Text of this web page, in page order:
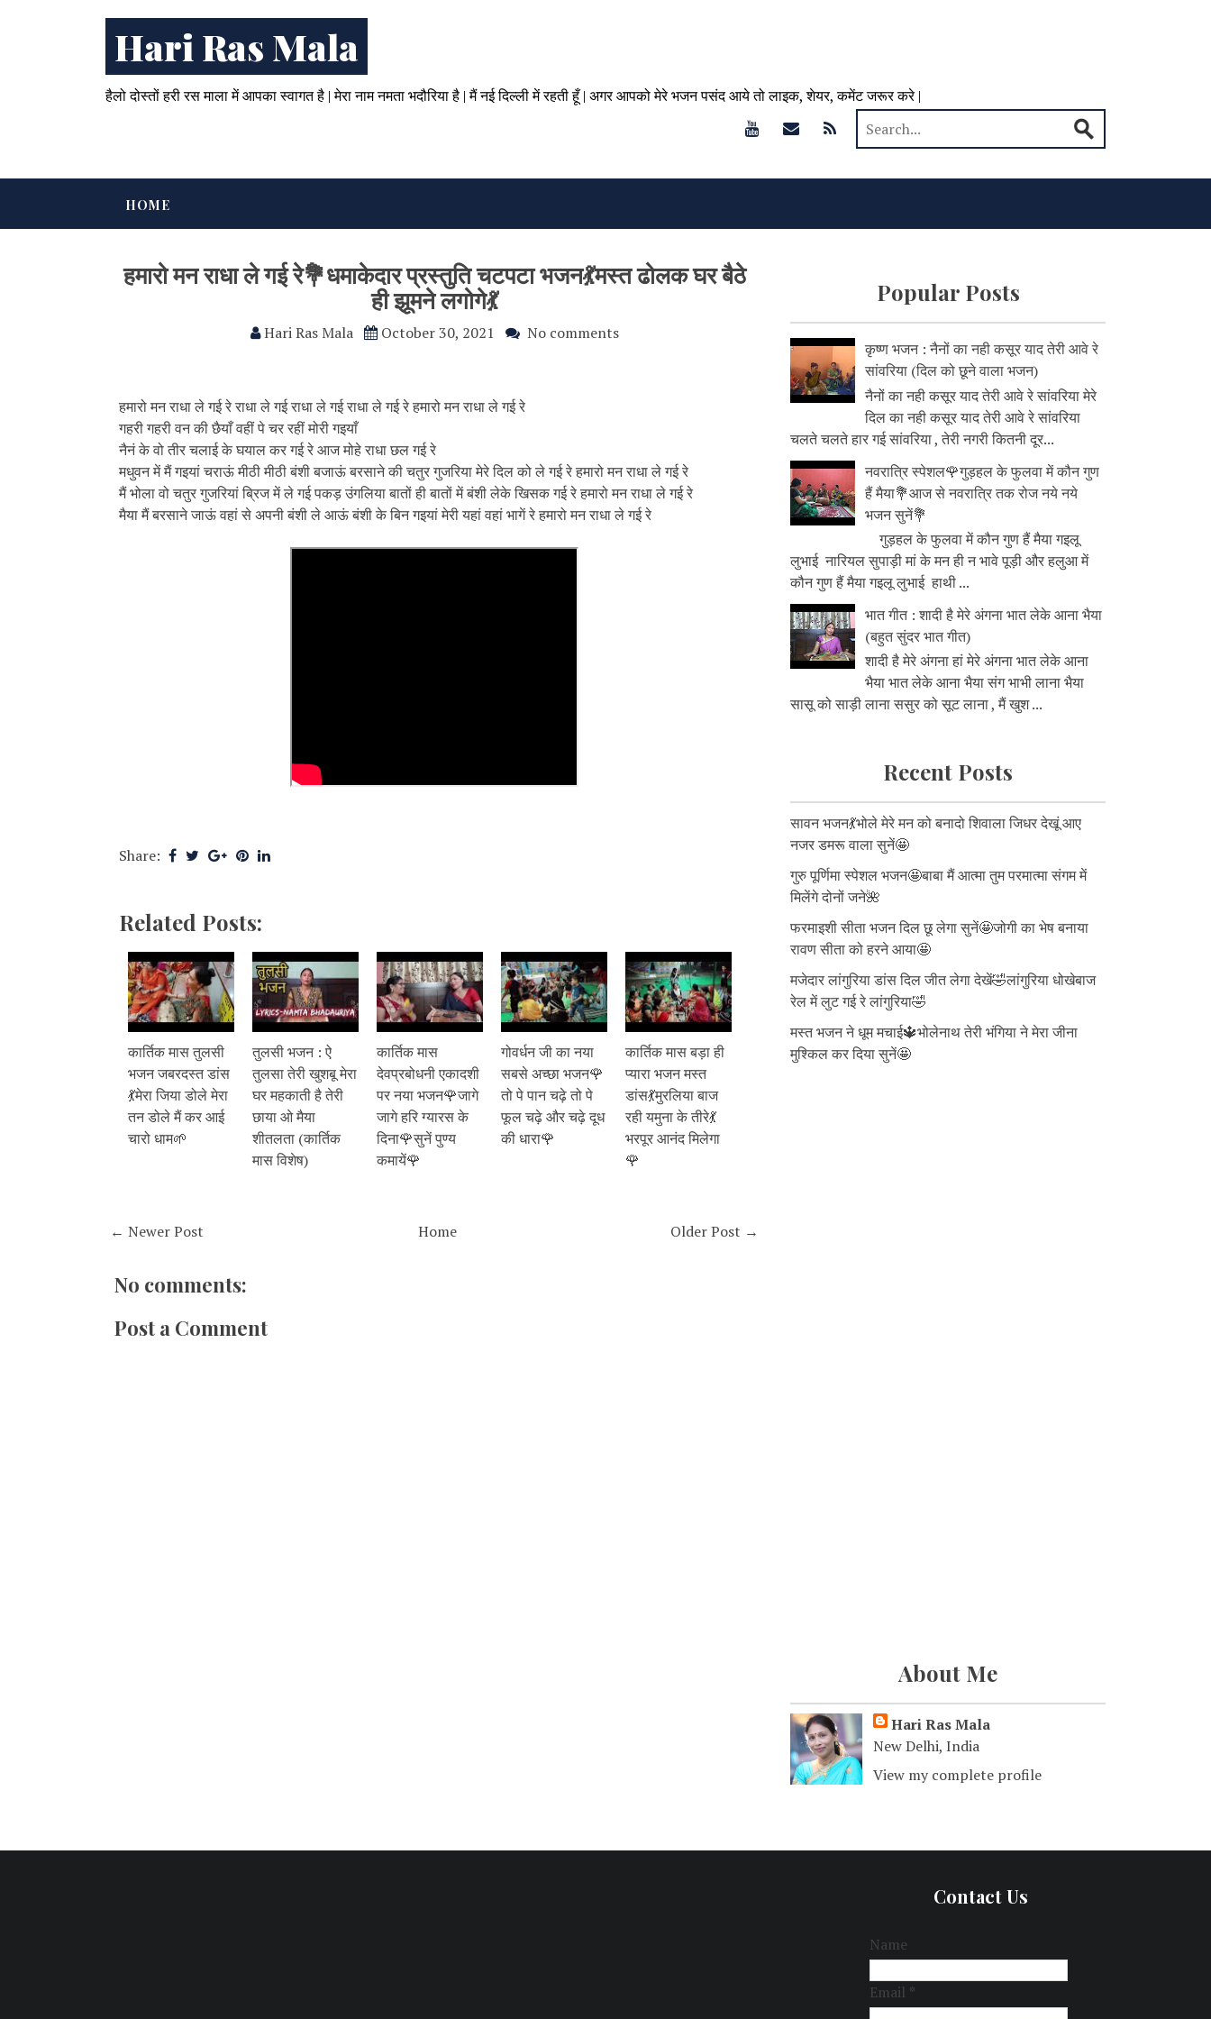
Hari Ras Mala
हैलो दोस्तों हरी रस माला में आपका स्वागत है | मेरा नाम नमता भदौरिया है | मैं नई दिल्ली में रहती हूँ | अगर आपको मेरे भजन पसंद आये तो लाइक, शेयर, कमेंट जरूर करे |
HOME
हमारो मन राधा ले गई रे💐धमाकेदार प्रस्तुति चटपटा भजन💃मस्त ढोलक घर बैठे
ही झूमने लगोगे💃
Hari Ras Mala October 30, 2021 No comments
हमारो मन राधा ले गई रे राधा ले गई राधा ले गई राधा ले गई रे हमारो मन राधा ले गई रे
गहरी गहरी वन की छैयाँ वहीं पे चर रहीं मोरी गइयाँ
नैनं के वो तीर चलाई के घयाल कर गई रे आज मोहे राधा छल गई रे
मधुवन में मैं गइयां चराऊं मीठी मीठी बंशी बजाऊं बरसाने की चतुर गुजरिया मेरे दिल को ले गई रे हमारो मन राधा ले गई रे
मैं भोला वो चतुर गुजरियां ब्रिज में ले गई पकड़ उंगलिया बातों ही बातों में बंशी लेके खिसक गई रे हमारो मन राधा ले गई रे
मैया मैं बरसाने जाऊं वहां से अपनी बंशी ले आऊं बंशी के बिन गइयां मेरी यहां वहां भागें रे हमारो मन राधा ले गई रे
Share:
Related Posts:
कार्तिक मास तुलसी
भजन जबरदस्त डांस
💃मेरा जिया डोले मेरा
तन डोले मैं कर आई
चारो धाम🌱
तुलसी भजन : ऐ
तुलसा तेरी खुशबू मेरा
घर महकाती है तेरी
छाया ओ मैया
शीतलता (कार्तिक
मास विशेष)
कार्तिक मास
देवप्रबोधनी एकादशी
पर नया भजन🌹जागे
जागे हरि ग्यारस के
दिना🌹सुनें पुण्य
कमायें🌹
गोवर्धन जी का नया
सबसे अच्छा भजन🌹
तो पे पान चढ़े तो पे
फूल चढ़े और चढ़े दूध
की धारा🌹
कार्तिक मास बड़ा ही
प्यारा भजन मस्त
डांस💃मुरलिया बाज
रही यमुना के तीरे💃
भरपूर आनंद मिलेगा
🌹
← Newer Post Older Post →
Home
No comments:
Post a Comment
Popular Posts
कृष्ण भजन : नैनों का नही कसूर याद तेरी आवे रे
सांवरिया (दिल को छूने वाला भजन)
नैनों का नही कसूर याद तेरी आवे रे सांवरिया मेरे
दिल का नही कसूर याद तेरी आवे रे सांवरिया
चलते चलते हार गई सांवरिया , तेरी नगरी कितनी दूर...
नवरात्रि स्पेशल🌹गुड़हल के फुलवा में कौन गुण
हैं मैया💐आज से नवरात्रि तक रोज नये नये
भजन सुनें💐
गुड़हल के फुलवा में कौन गुण हैं मैया गइलू
लुभाई नारियल सुपाड़ी मां के मन ही न भावे पूड़ी और हलुआ में
कौन गुण हैं मैया गइलू लुभाई हाथी ...
भात गीत : शादी है मेरे अंगना भात लेके आना भैया
(बहुत सुंदर भात गीत)
शादी है मेरे अंगना हां मेरे अंगना भात लेके आना
भैया भात लेके आना भैया संग भाभी लाना भैया
सासू को साड़ी लाना ससुर को सूट लाना , मैं खुश ...
Recent Posts
सावन भजन💃भोले मेरे मन को बनादो शिवाला जिधर देखूं आए
नजर डमरू वाला सुनें🤩
गुरु पूर्णिमा स्पेशल भजन🤩बाबा मैं आत्मा तुम परमात्मा संगम में
मिलेंगे दोनों जने🌺
फरमाइशी सीता भजन दिल छू लेगा सुनें🤩जोगी का भेष बनाया
रावण सीता को हरने आया🤩
मजेदार लांगुरिया डांस दिल जीत लेगा देखें🤣लांगुरिया धोखेबाज
रेल में लुट गई रे लांगुरिया🤣
मस्त भजन ने धूम मचाई🔱भोलेनाथ तेरी भंगिया ने मेरा जीना
मुश्किल कर दिया सुनें🤩
About Me
Hari Ras Mala
New Delhi, India
View my complete profile
Contact Us
Name
Email *